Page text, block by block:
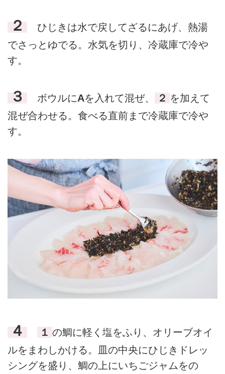
２
ひじきは水で戻してざるにあげ、熱湯
でさっとゆでる。水気を切り、冷蔵庫で冷や
す。
３ ボウルにAを入れて混ぜ、 ２ を加えて
混ぜ合わせる。食べる直前まで冷蔵庫で冷や
す。
４ １ の鯛に軽く塩をふり、オリーブオイ
ルをまわしかける。皿の中央にひじきドレッ
シングを盛り、鯛の上にいちごジャムをの